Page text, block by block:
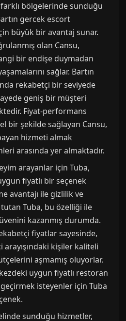
farklı bölgelerinde sunduğu
gercek escort
büyük bir avantaj sunar.
olan Cansu,
bir endişe duymadan
sağlar. Bartın
rekabetçi bir seviyede
geniş bir müşteri
Fiyat-performans
bir şekilde sağlayan Cansu,
hizmeti almak
arasında yer almaktadır.
arayanlar için Tuba,
fiyatlı bir seçenek
avantajı ile gizlilik ve
Tuba, bu özelliği ile
kazanmış durumda.
fiyatlar sayesinde,
arayışındaki kişiler kaliteli
aşmamış oluyorlar.
uygun fiyatlı restoran
isteyenler için Tuba
sunduğu hizmetler,